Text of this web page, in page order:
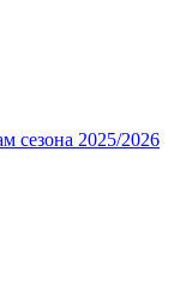
сезона 2025/2026